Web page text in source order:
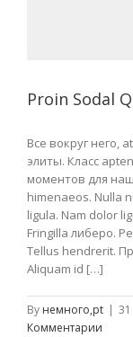
Proin Sodal
Все вокруг него,
элиты. Класс
моментов для
himenaeos. Nulla
ligula. Nam dolor
Fringilla либеро.
Tellus hendrerit.
Aliquam id […]
By немного,pt |
Комментарии